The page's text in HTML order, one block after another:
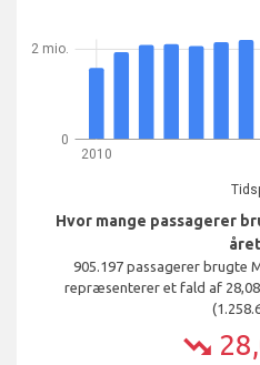
2010
0
2 mio.
Hvor mange passagerer
905.197 passagerer brugte
repræsenterer et fald af
trending_down